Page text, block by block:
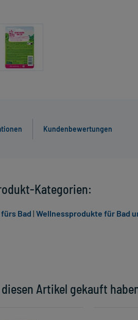
Kundenbewertungen
Artikel gekauft
Kategorien:
Bad | Wellnessprodukte für Bad